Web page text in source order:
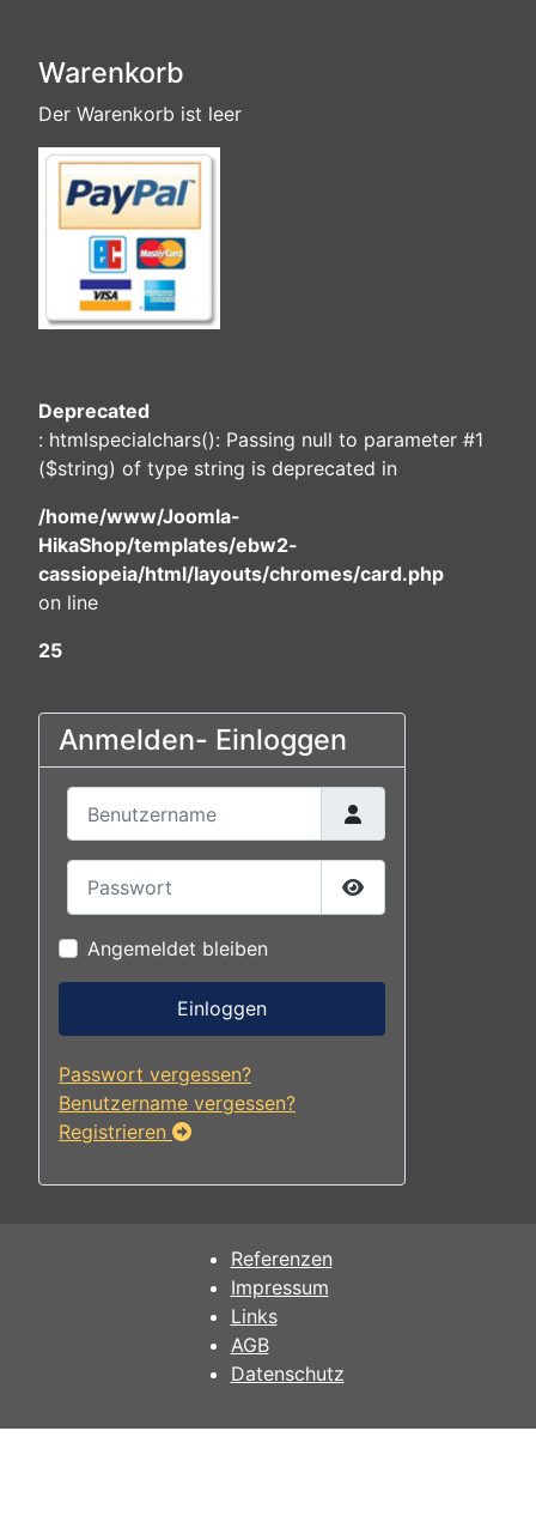
Warenkorb
Der Warenkorb ist leer
Deprecated
: htmlspecialchars(): Passing null to parameter #1
($string) of type string is deprecated in
/home/www/Joomla-
HikaShop/templates/ebw2-
cassiopeia/html/layouts/chromes/card.php
on line
25
Anmelden- Einloggen
Passwort anzeigen
Angemeldet bleiben
Einloggen
Passwort vergessen?
Benutzername vergessen?
Registrieren
Referenzen
Impressum
Links
AGB
Datenschutz